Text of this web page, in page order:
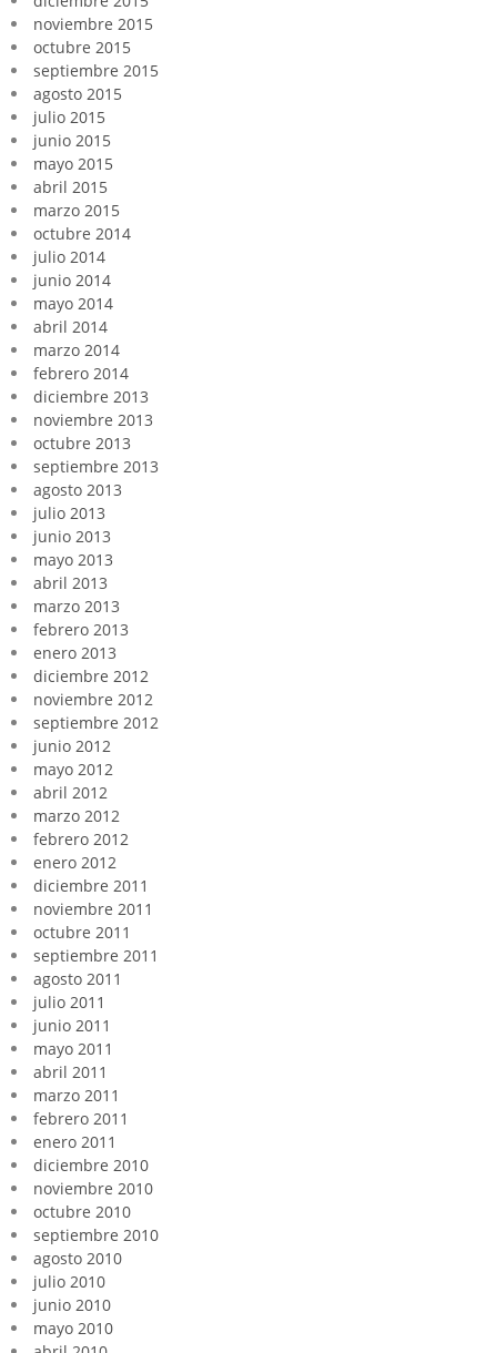
noviembre 2015
octubre 2015
septiembre 2015
agosto 2015
julio 2015
junio 2015
mayo 2015
abril 2015
marzo 2015
octubre 2014
julio 2014
junio 2014
mayo 2014
abril 2014
marzo 2014
febrero 2014
diciembre 2013
noviembre 2013
octubre 2013
septiembre 2013
agosto 2013
julio 2013
junio 2013
mayo 2013
abril 2013
marzo 2013
febrero 2013
enero 2013
diciembre 2012
noviembre 2012
septiembre 2012
junio 2012
mayo 2012
abril 2012
marzo 2012
febrero 2012
enero 2012
diciembre 2011
noviembre 2011
octubre 2011
septiembre 2011
agosto 2011
julio 2011
junio 2011
mayo 2011
abril 2011
marzo 2011
febrero 2011
enero 2011
diciembre 2010
noviembre 2010
octubre 2010
septiembre 2010
agosto 2010
julio 2010
junio 2010
mayo 2010